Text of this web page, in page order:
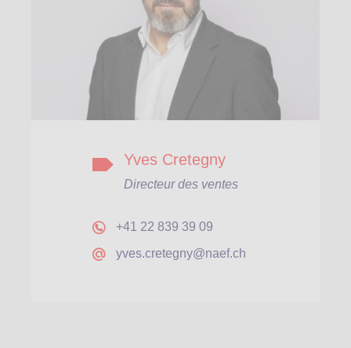
Yves Cretegny
Directeur des ventes
+41 22 839 39 09
yves.cretegny@naef.ch